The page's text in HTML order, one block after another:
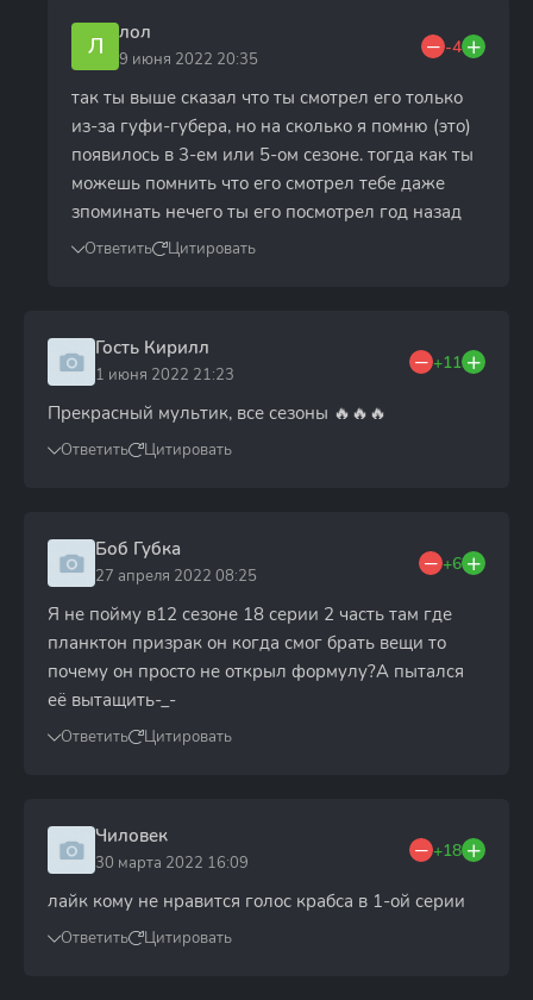
Л лол
9 июня 2022 20:35
-4
так ты выше сказал что ты смотрел его только
из-за гуфи-губера, но на сколько я помню (это)
появилось в 3-ем или 5-ом сезоне. тогда как ты
можешь помнить что его смотрел тебе даже
зпоминать нечего ты его посмотрел год назад
Ответить Цитировать
Гость Кирилл
1 июня 2022 21:23
+11
Прекрасный мультик, все сезоны 🔥🔥🔥
Ответить Цитировать
Боб Губка
27 апреля 2022 08:25
+6
Я не пойму в12 сезоне 18 серии 2 часть там где
планктон призрак он когда смог брать вещи то
почему он просто не открыл формулу?А пытался
её вытащить-_-
Ответить Цитировать
Чиловек
30 марта 2022 16:09
+18
лайк кому не нравится голос крабса в 1-ой серии
Ответить Цитировать